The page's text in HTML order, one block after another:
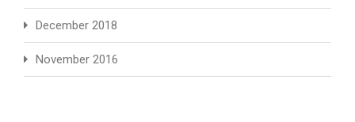
December 2018
November 2016